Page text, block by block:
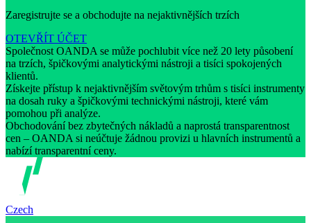
Zaregistrujte se a obchodujte na nejaktivnějších trzích
OTEVŘÍT ÚČET
Společnost OANDA se může pochlubit více než 20 lety působení
na trzích, špičkovými analytickými nástroji a tisíci spokojených
klientů.
Získejte přístup k nejaktivnějším světovým trhům s tisíci instrumenty
na dosah ruky a špičkovými technickými nástroji, které vám
pomohou při analýze.
Obchodování bez zbytečných nákladů a naprostá transparentnost
cen – OANDA si neúčtuje žádnou provizi u hlavních instrumentů a
nabízí transparentní ceny.
Czech